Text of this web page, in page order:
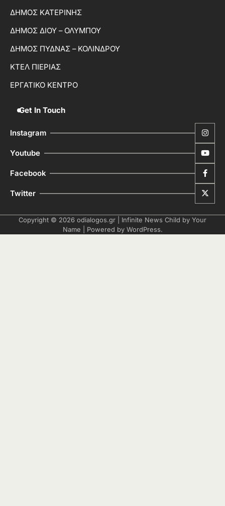
ΔΗΜΟΣ ΚΑΤΕΡΙΝΗΣ
ΔΗΜΟΣ ΔΙΟΥ – ΟΛΥΜΠΟΥ
ΔΗΜΟΣ ΠΥΔΝΑΣ – ΚΟΛΙΝΔΡΟΥ
ΚΤΕΛ ΠΙΕΡΙΑΣ
ΕΡΓΑΤΙΚΟ ΚΕΝΤΡΟ
Get In Touch
Instagram
Youtube
Facebook
Twitter
Copyright © 2026 odialogos.gr | Infinite News Child by Your
Name | Powered by WordPress.